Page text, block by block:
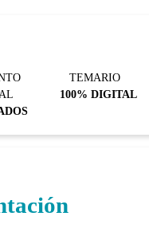
TEMARIO
100% DIGITAL